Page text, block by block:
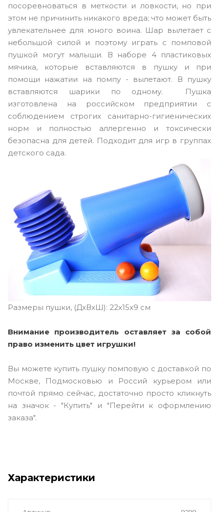
посоревноваться в меткости и ловкости, но при
этом не причинить никакого вреда; что может быть
увлекательнее для юного воина. Шар вылетает с
небольшой силой и поэтому играть с помповой
пушкой могут малыши. В наборе 4 пластиковых
мячика, которые вставляются в пушку и при
помощи нажатии на помпу - вылетают. В пушку
вставляются шарики по одному. Пушка
изготовлена на российском предприятии с
соблюдением строгих санитарно-гигиенических
норм и полностью аллергенно и токсически
безопасна для детей. Подходит для игр в группах
детского сада.
Размеры пушки, (ДxВxШ): 22x15x9 см
Внимание производитель оставляет за собой
право изменить цвет игрушки!
Вы можете купить пушку помповую с доставкой по
Москве, Подмосковью и Россий курьером или
почтой прямо сейчас, достаточно просто кликнуть
на значок - "Купить" и "Перейти к оформлению
заказа".
Характеристики